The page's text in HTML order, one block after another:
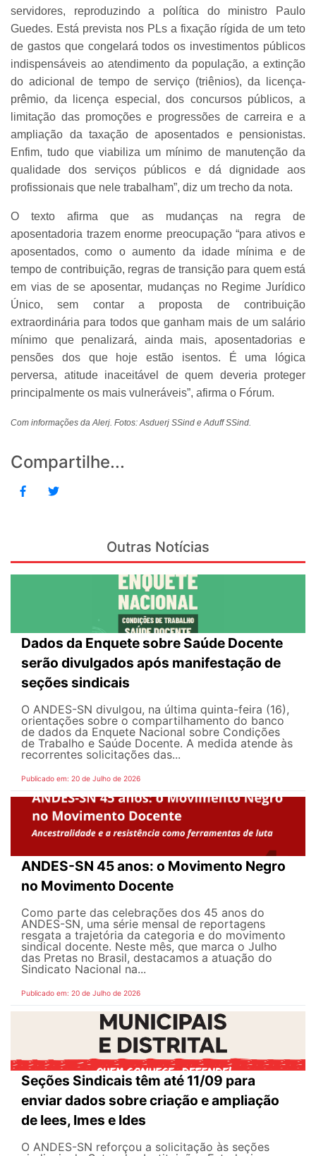
servidores, reproduzindo a política do ministro Paulo
Guedes. Está prevista nos PLs a fixação rígida de um teto
de gastos que congelará todos os investimentos públicos
indispensáveis ao atendimento da população, a extinção
do adicional de tempo de serviço (triênios), da licença-
prêmio, da licença especial, dos concursos públicos, a
limitação das promoções e progressões de carreira e a
ampliação da taxação de aposentados e pensionistas.
Enfim, tudo que viabiliza um mínimo de manutenção da
qualidade dos serviços públicos e dá dignidade aos
profissionais que nele trabalham”, diz um trecho da nota.
O texto afirma que as mudanças na regra de
aposentadoria trazem enorme preocupação “para ativos e
aposentados, como o aumento da idade mínima e de
tempo de contribuição, regras de transição para quem está
em vias de se aposentar, mudanças no Regime Jurídico
Único, sem contar a proposta de contribuição
extraordinária para todos que ganham mais de um salário
mínimo que penalizará, ainda mais, aposentadorias e
pensões dos que hoje estão isentos. É uma lógica
perversa, atitude inaceitável de quem deveria proteger
principalmente os mais vulneráveis”, afirma o Fórum.
Com informações da Alerj. Fotos: Asduerj SSind e Aduff SSind.
Compartilhe...
Outras Notícias
Dados da Enquete sobre Saúde Docente
serão divulgados após manifestação de
seções sindicais
O ANDES-SN divulgou, na última quinta-feira (16),
orientações sobre o compartilhamento do banco
de dados da Enquete Nacional sobre Condições
de Trabalho e Saúde Docente. A medida atende às
recorrentes solicitações das...
Publicado em: 20 de Julho de 2026
ANDES-SN 45 anos: o Movimento Negro
no Movimento Docente
Como parte das celebrações dos 45 anos do
ANDES-SN, uma série mensal de reportagens
resgata a trajetória da categoria e do movimento
sindical docente. Neste mês, que marca o Julho
das Pretas no Brasil, destacamos a atuação do
Sindicato Nacional na...
Publicado em: 20 de Julho de 2026
Seções Sindicais têm até 11/09 para
enviar dados sobre criação e ampliação
de Iees, Imes e Ides
O ANDES-SN reforçou a solicitação às seções